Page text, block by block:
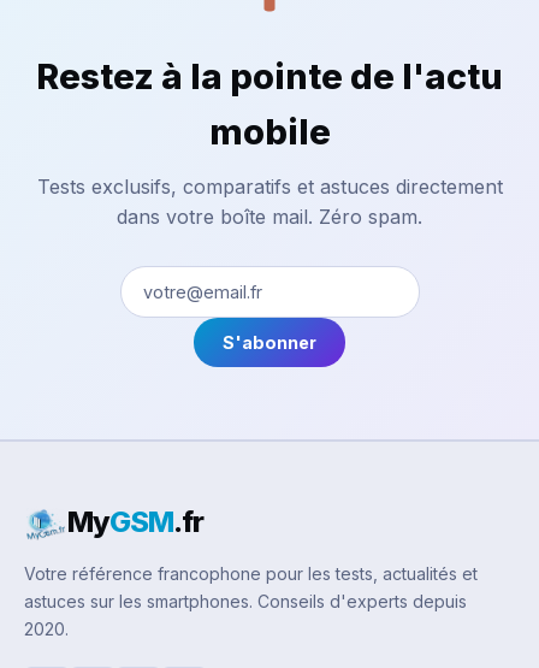
Restez à la pointe de l'actu
mobile
Tests exclusifs, comparatifs et astuces directement
dans votre boîte mail. Zéro spam.
S'abonner
MyGSM.fr
Votre référence francophone pour les tests, actualités et
astuces sur les smartphones. Conseils d'experts depuis
2020.